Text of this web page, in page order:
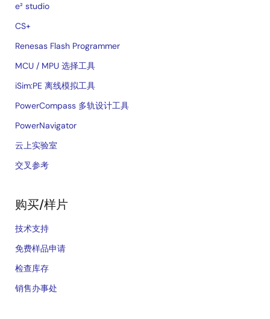
e² studio
CS+
Renesas Flash Programmer
MCU / MPU 选择工具
iSim:PE 离线模拟工具
PowerCompass 多轨设计工具
PowerNavigator
云上实验室
交叉参考
购买/样片
技术支持
免费样品申请
检查库存
销售办事处